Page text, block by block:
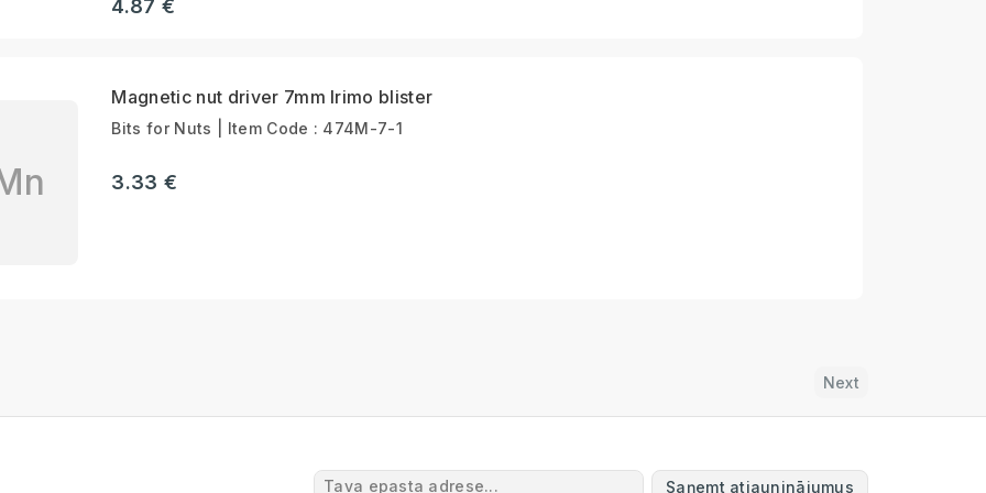
4.87 €
Magnetic nut driver 7mm Irimo blister
Bits for Nuts | Item Code : 474M-7-1
3.33 €
Next
Saņemt atjauninājumus